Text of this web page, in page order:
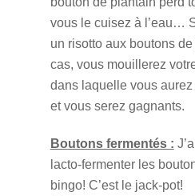
vous le cuisez à l’eau…
un risotto aux boutons
cas, vous mouillerez
dans laquelle vous
et vous serez gagnants.
Boutons fermentés :
lacto-fermenter les
bingo! C’est le jack-pot!